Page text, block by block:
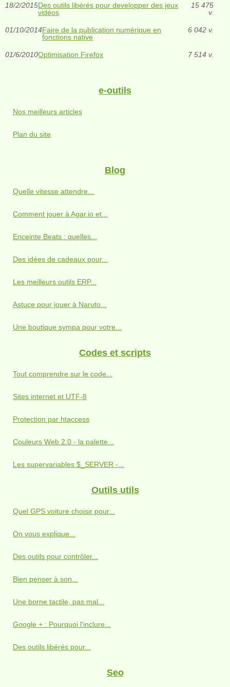
18/2/2015Des outils libérés pour developper des jeux
vidéos
15 475
v.
01/10/2014Faire de la publication numérique en
fonctions native
6 042 v.
01/6/2010Optimisation Firefox 7 514 v.
e-outils
Nos meilleurs articles
Plan du site
Blog
Quelle vitesse attendre...
Comment jouer à Agar.io et...
Enceinte Beats : quelles...
Des idées de cadeaux pour...
Les meilleurs outils ERP...
Astuce pour jouer à Naruto...
Une boutique sympa pour votre...
Codes et scripts
Tout comprendre sur le code...
Sites internet et UTF-8
Protection par htaccess
Couleurs Web 2.0 - la palette...
Les supervariables $_SERVER -...
Outils utils
Quel GPS voiture choisir pour...
On vous explique...
Des outils pour contrôler...
Bien penser à son...
Une borne tactile, pas mal...
Google + : Pourquoi l'inclure...
Des outils libérés pour...
Seo